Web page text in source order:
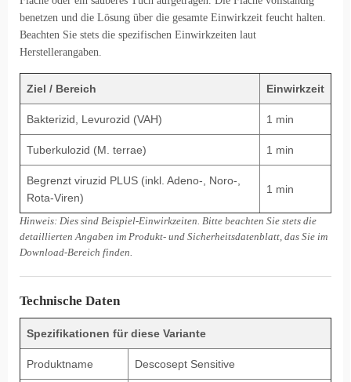
benetzen und die Lösung über die gesamte Einwirkzeit feucht halten.
Beachten Sie stets die spezifischen Einwirkzeiten laut
Herstellerangaben.
Ziel / Bereich Einwirkzeit
Bakterizid, Levurozid (VAH) 1 min
Tuberkulozid (M. terrae) 1 min
Begrenzt viruzid PLUS (inkl. Adeno-, Noro-,
Rota-Viren)
1 min
Hinweis: Dies sind Beispiel-Einwirkzeiten. Bitte beachten Sie stets die
detaillierten Angaben im Produkt- und Sicherheitsdatenblatt, das Sie im
Download-Bereich finden.
Technische Daten
Spezifikationen für diese Variante
Produktname Descosept Sensitive